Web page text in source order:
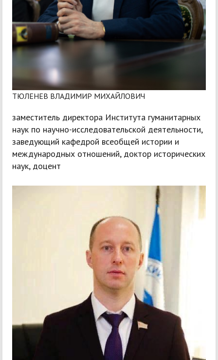
ТЮЛЕНЕВ ВЛАДИМИР МИХАЙЛОВИЧ
заместитель директора Института гуманитарных
наук по научно-исследовательской деятельности,
заведующий кафедрой всеобщей истории и
международных отношений, доктор исторических
наук, доцент